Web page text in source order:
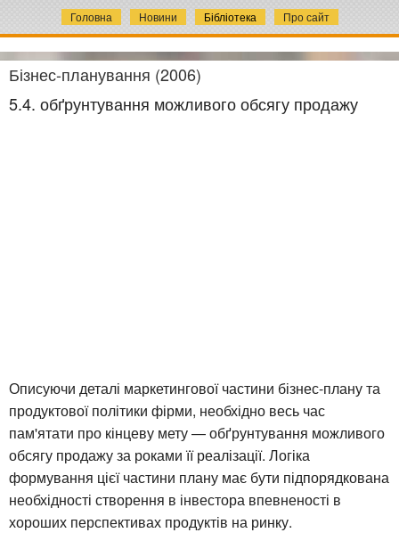
Головна Новини Бібліотека Про сайт
Бізнес-планування (2006)
5.4. обґрунтування можливого обсягу продажу
Описуючи деталі маркетингової частини бізнес-плану та
продуктової політики фірми, необхідно весь час
пам'ятати про кінцеву мету — обґрунтування можливого
обсягу продажу за роками її реалізації. Логіка
формування цієї частини плану має бути підпорядкована
необхідності створення в інвестора впевненості в
хороших перспективах продуктів на ринку.